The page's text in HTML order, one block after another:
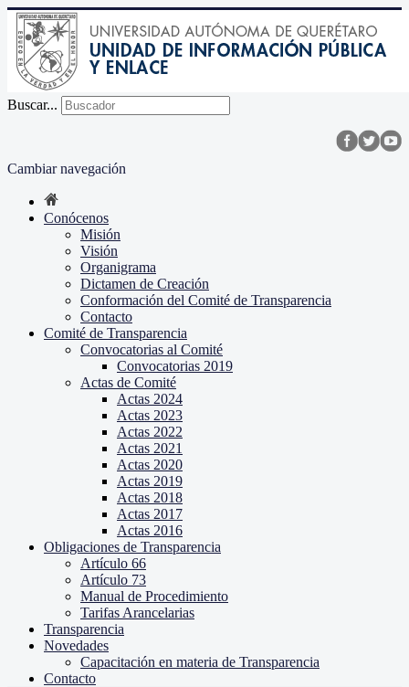
Buscar...
Cambiar navegación
Conócenos
Misión
Visión
Organigrama
Dictamen de Creación
Conformación del Comité de Transparencia
Contacto
Comité de Transparencia
Convocatorias al Comité
Convocatorias 2019
Actas de Comité
Actas 2024
Actas 2023
Actas 2022
Actas 2021
Actas 2020
Actas 2019
Actas 2018
Actas 2017
Actas 2016
Obligaciones de Transparencia
Artículo 66
Artículo 73
Manual de Procedimiento
Tarifas Arancelarias
Transparencia
Novedades
Capacitación en materia de Transparencia
Contacto